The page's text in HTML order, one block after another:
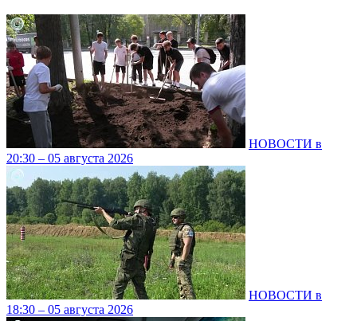
НОВОСТИ в
20:30 – 05 августа 2026
НОВОСТИ в
18:30 – 05 августа 2026